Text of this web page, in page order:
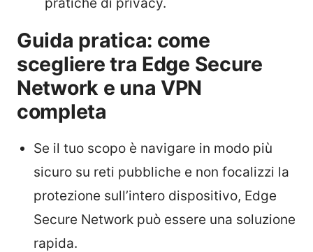
Guida pratica: come
scegliere tra Edge Secure
Network e una VPN
completa
Se il tuo scopo è navigare in modo più
sicuro su reti pubbliche e non focalizzi la
protezione sull’intero dispositivo, Edge
Secure Network può essere una soluzione
rapida.